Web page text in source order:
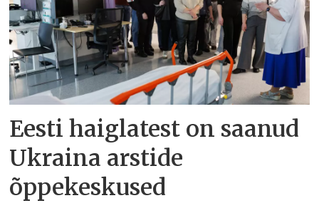
Eesti haiglatest on saanud
Ukraina arstide
õppekeskused